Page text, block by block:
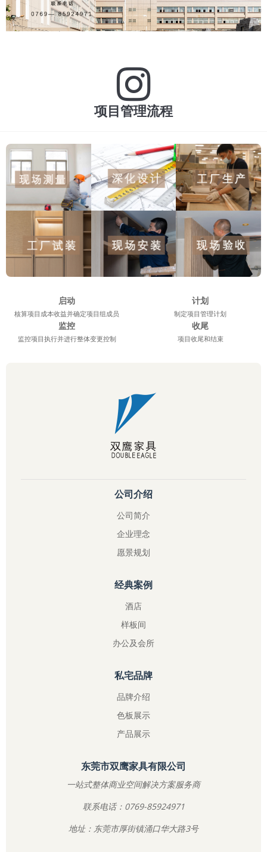
项目管理流程
启动
核算项目成本收益并确定项目组成员
计划
制定项目管理计划
监控
监控项目执行并进行整体变更控制
收尾
项目收尾和结束
公司介绍
公司简介
企业理念
愿景规划
经典案例
酒店
样板间
办公及会所
私宅品牌
品牌介绍
色板展示
产品展示
东莞市双鹰家具有限公司
一站式整体商业空间解决方案服务商
联系电话：0769-85924971
地址：东莞市厚街镇涌口华大路3号